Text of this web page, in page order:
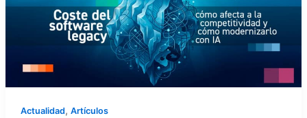
Actualidad, Artículos